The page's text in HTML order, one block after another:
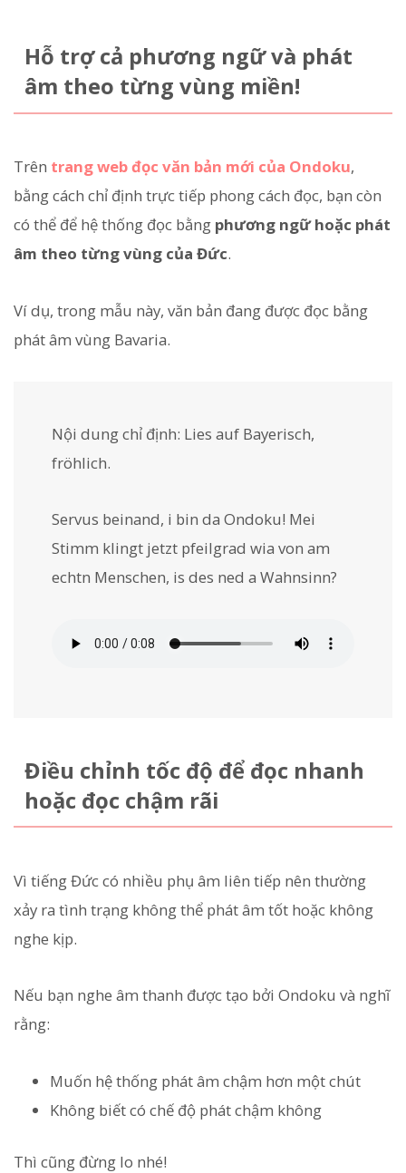
Hỗ trợ cả phương ngữ và phát
âm theo từng vùng miền!
Trên trang web đọc văn bản mới của Ondoku,
bằng cách chỉ định trực tiếp phong cách đọc, bạn còn
có thể để hệ thống đọc bằng phương ngữ hoặc phát
âm theo từng vùng của Đức.
Ví dụ, trong mẫu này, văn bản đang được đọc bằng
phát âm vùng Bavaria.
Nội dung chỉ định: Lies auf Bayerisch,
fröhlich.
Servus beinand, i bin da Ondoku! Mei
Stimm klingt jetzt pfeilgrad wia von am
echtn Menschen, is des ned a Wahnsinn?
Điều chỉnh tốc độ để đọc nhanh
hoặc đọc chậm rãi
Vì tiếng Đức có nhiều phụ âm liên tiếp nên thường
xảy ra tình trạng không thể phát âm tốt hoặc không
nghe kịp.
Nếu bạn nghe âm thanh được tạo bởi Ondoku và nghĩ
rằng:
Muốn hệ thống phát âm chậm hơn một chút
Không biết có chế độ phát chậm không
Thì cũng đừng lo nhé!